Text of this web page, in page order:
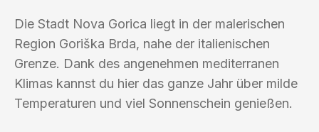
Die Stadt Nova Gorica liegt in der malerischen
Region Goriška Brda, nahe der italienischen
Grenze. Dank des angenehmen mediterranen
Klimas kannst du hier das ganze Jahr über milde
Temperaturen und viel Sonnenschein genießen.